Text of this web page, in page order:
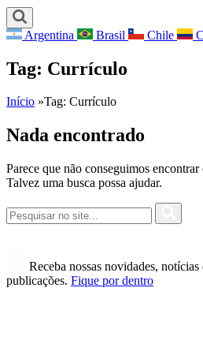
Argentina Brasil Chile
Tag: Currículo
Início »Tag: Currículo
Nada encontrado
Parece que não conseguimos
Talvez uma busca possa ajudar.
Receba nossas novidades,
publicações. Fique por dentro